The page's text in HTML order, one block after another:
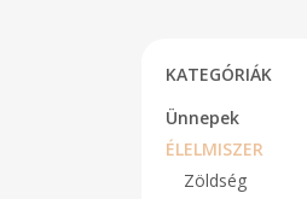
KATEGÓRIÁK
Ünnepek
ÉLELMISZER
Zöldség